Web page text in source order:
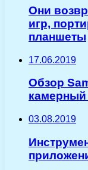
Они
игр,
планшеты
17.06.2019
Обзор
03.08.2019